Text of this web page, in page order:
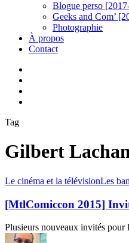
Blogue perso
Geeks and Com’
Photographie
À propos
Contact
Tag
Gilbert
[MtlComiccon
Invités
:
doublage
québécois
Le cinéma et la télévisionLes
[MtlComiccon 2015]
Plusieurs nouveaux invités